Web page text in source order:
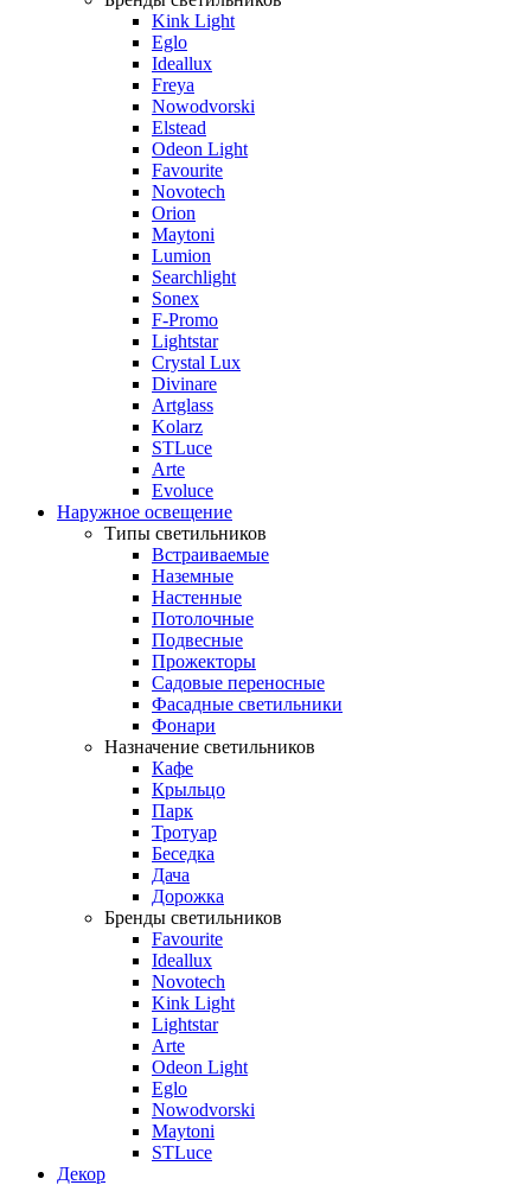
Kink Light
Eglo
Ideallux
Freya
Nowodvorski
Elstead
Odeon Light
Favourite
Novotech
Orion
Maytoni
Lumion
Searchlight
Sonex
F-Promo
Lightstar
Crystal Lux
Divinare
Artglass
Kolarz
STLuce
Arte
Evoluce
Наружное освещение
Типы светильников
Встраиваемые
Наземные
Настенные
Потолочные
Подвесные
Прожекторы
Садовые переносные
Фасадные светильники
Фонари
Назначение светильников
Кафе
Крыльцо
Парк
Тротуар
Беседка
Дача
Дорожка
Бренды светильников
Favourite
Ideallux
Novotech
Kink Light
Lightstar
Arte
Odeon Light
Eglo
Nowodvorski
Maytoni
STLuce
Декор